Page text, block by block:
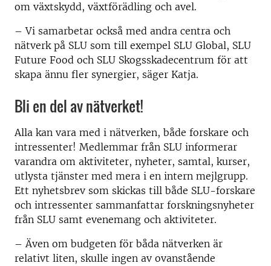
om växtskydd, växtförädling och avel.
– Vi samarbetar också med andra centra och
nätverk på SLU som till exempel SLU Global, SLU
Future Food och SLU Skogsskadecentrum för att
skapa ännu fler synergier, säger Katja.
Bli en del av nätverket!
Alla kan vara med i nätverken, både forskare och
intressenter! Medlemmar från SLU informerar
varandra om aktiviteter, nyheter, samtal, kurser,
utlysta tjänster med mera i en intern mejlgrupp.
Ett nyhetsbrev som skickas till både SLU-forskare
och intressenter sammanfattar forskningsnyheter
från SLU samt evenemang och aktiviteter.
– Även om budgeten för båda nätverken är
relativt liten, skulle ingen av ovanstående